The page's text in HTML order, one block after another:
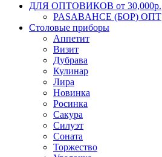
ДЛЯ ОПТОВИКОВ от 30,000р.
PASABAHCE (БОР) ОПТ
Столовые приборы
Аппетит
Визит
Дубрава
Кулинар
Лира
Новинка
Росинка
Сакура
Силуэт
Соната
Торжество